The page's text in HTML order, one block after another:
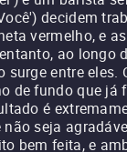
decidem
vermelho, e
ao longo
surge entre eles.
de fundo que já
é
não seja
bem feita, e